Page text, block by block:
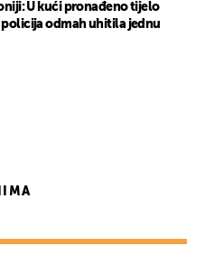
U kući pronađeno tijelo
policija odmah uhitila jednu